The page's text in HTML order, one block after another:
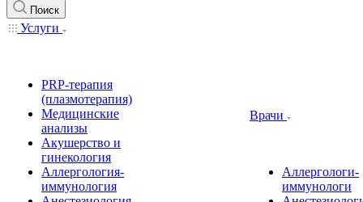
Поиск
Услуги
PRP-терапия
(плазмотерапия)
Медицинские
анализы
Акушерство и
гинекология
Аллергология-
иммунология
Врачи
Аллергологи-
иммунологи